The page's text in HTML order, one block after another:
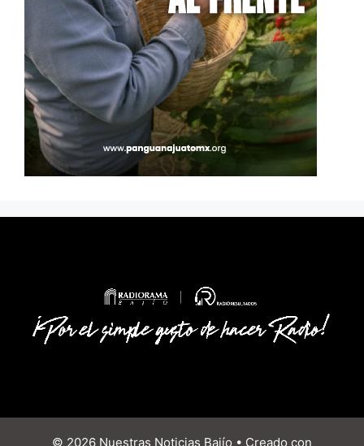
© 2026 Nuestras Noticias Bajío • Creado con